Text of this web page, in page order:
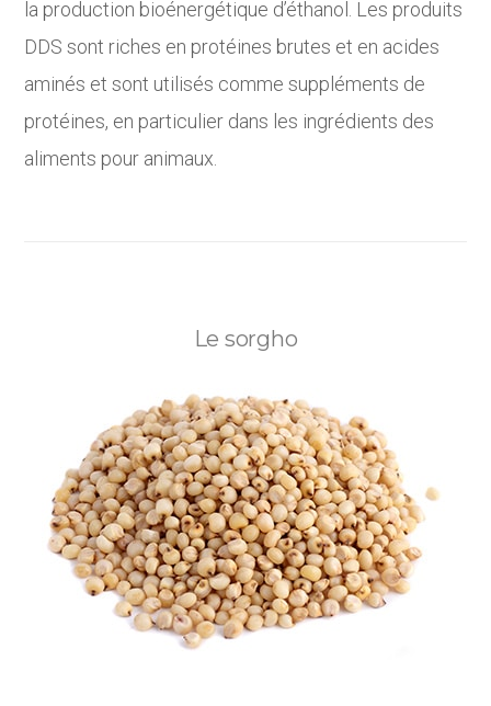
la production bioénergétique d’éthanol. Les produits
DDS sont riches en protéines brutes et en acides
aminés et sont utilisés comme suppléments de
protéines, en particulier dans les ingrédients des
aliments pour animaux.
Le sorgho